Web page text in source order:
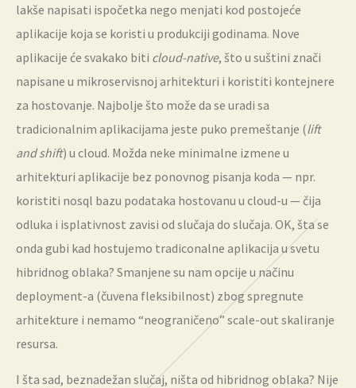
lakše napisati ispočetka nego menjati kod postojeće
aplikacije koja se koristi u produkciji godinama. Nove
aplikacije će svakako biti cloud-native, što u suštini znači
napisane u mikroservisnoj arhitekturi i koristiti kontejnere
za hostovanje. Najbolje što može da se uradi sa
tradicionalnim aplikacijama jeste puko premeštanje (lift
and shift) u cloud. Možda neke minimalne izmene u
arhitekturi aplikacije bez ponovnog pisanja koda — npr.
koristiti nosql bazu podataka hostovanu u cloud-u — čija
odluka i isplativnost zavisi od slučaja do slučaja. OK, šta se
onda gubi kad hostujemo tradiconalne aplikacija u svetu
hibridnog oblaka? Smanjene su nam opcije u načinu
deployment-a (čuvena fleksibilnost) zbog spregnute
arhitekture i nemamo “neograničeno” scale-out skaliranje
resursa.
I šta sad, beznadežan slučaj, ništa od hibridnog oblaka? Nije